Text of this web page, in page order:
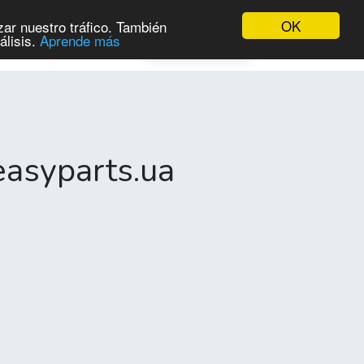
OK
nuestro tráfico. También
Aprende más